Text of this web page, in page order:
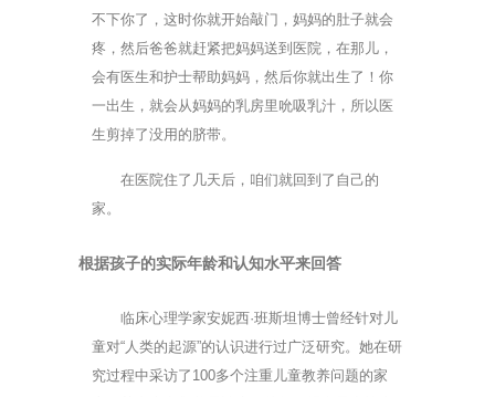
不下你了，这时你就开始敲门，妈妈的肚子就会
疼，然后爸爸就赶紧把妈妈送到医院，在那儿，
会有医生和护士帮助妈妈，然后你就出生了！你
一出生，就会从妈妈的乳房里吮吸乳汁，所以医
生剪掉了没用的脐带。
在医院住了几天后，咱们就回到了自己的
家。
根据孩子的实际年龄和认知水平来回答
临床心理学家安妮西·班斯坦博士曾经针对儿
童对“人类的起源”的认识进行过广泛研究。她在研
究过程中采访了100多个注重儿童教养问题的家